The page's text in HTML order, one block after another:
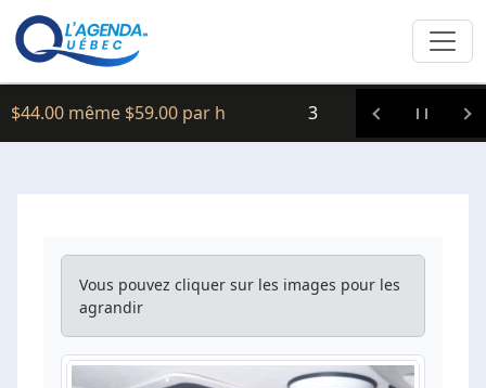
Clic icitte :
$44.00 même $59.00 par h 3
Vous pouvez cliquer sur les images pour les
agrandir